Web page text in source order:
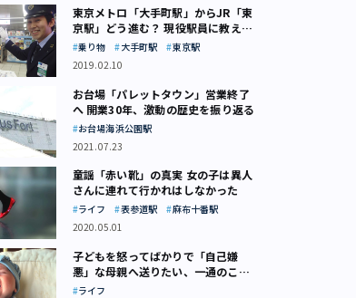
東京メトロ「大手町駅」からJR「東
京駅」どう進む？ 現役駅員に教えて
もらいました
乗り物 大手町駅
東京駅
2019.02.10
お台場「パレットタウン」営業終了
へ 開業30年、激動の歴史を振り返る
お台場海浜公園駅
2021.07.23
童謡「赤い靴」の真実 女の子は異人
さんに連れて行かれはしなかった
ライフ 表参道駅
麻布十番駅
2020.05.01
子どもを怒ってばかりで「自己嫌
悪」な母親へ送りたい、一通のここ
ろの処方箋
ライフ